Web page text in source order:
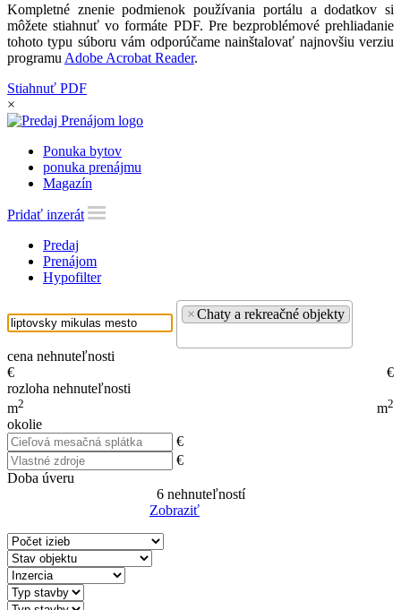
Kompletné znenie podmienok používania portálu a dodatkov si
môžete stiahnuť vo formáte PDF. Pre bezproblémové prehliadanie
tohoto typu súboru vám odporúčame nainštalovať najnovšiu verziu
programu Adobe Acrobat Reader.
Stiahnuť PDF
×
Ponuka bytov
ponuka prenájmu
Magazín
Pridať inzerát
Predaj
Prenájom
Hypofilter
×Chaty a rekreačné objekty
cena nehnuteľnosti
€
€
rozloha nehnuteľnosti
m2 m2
okolie
€
€
Doba úveru
6nehnuteľností
Zobraziť